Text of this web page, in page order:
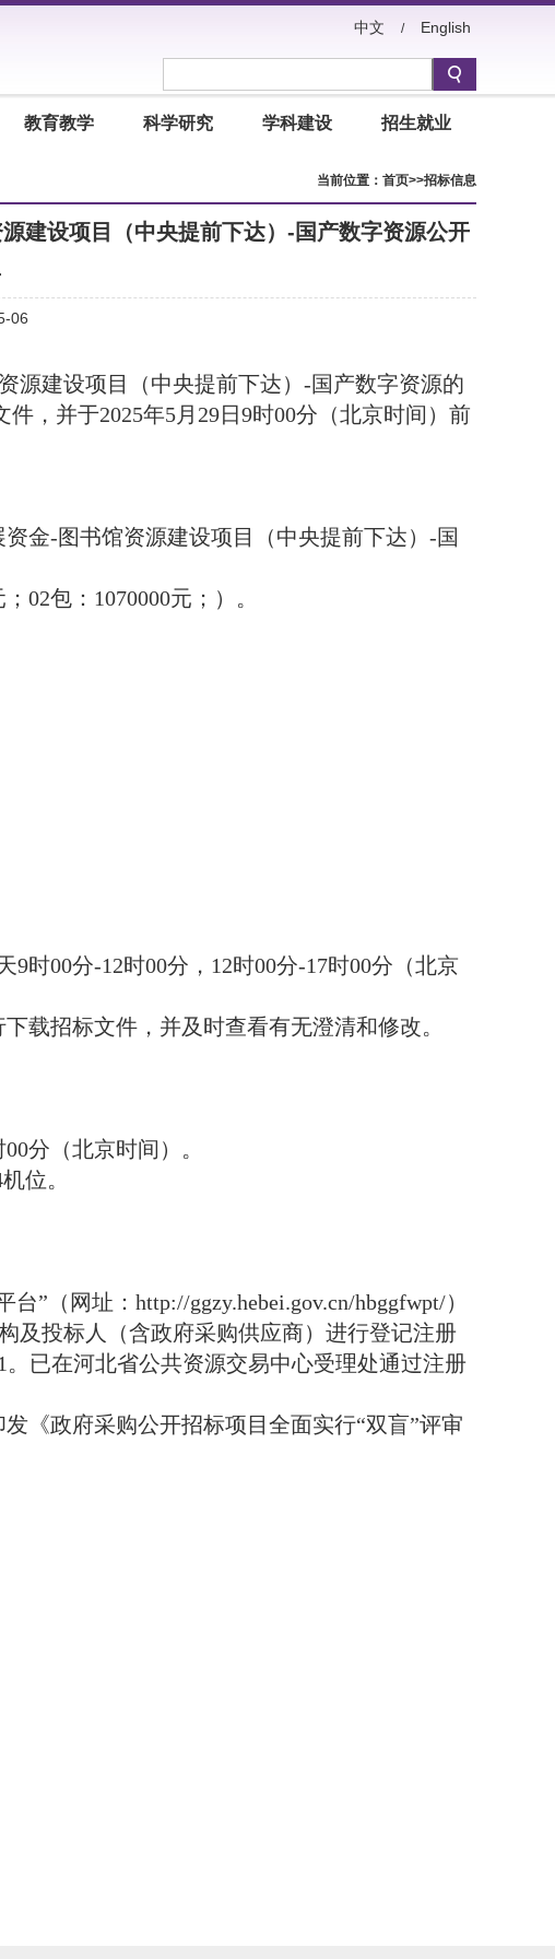
中文 / English
教育教学 科学研究 学科建设 招生就业
当前位置： 首页>>招标信息
建设项目（中央提前下达）-国产数字资源公开
06
源建设项目（中央提前下达）-国产数字资源的
件，并于2025年5月 29日 9时00分（北京时间）前
金-图书馆资源建设项目（中央提前下达）-国
02包：1070000元；）。
9时00分-12时00分，12时00分-17时00分（北京
载招标文件，并及时查看有无澄清和修改。
00分（北京时间）。
机位。
”（网址：http://ggzy.hebei.gov.cn/hbggfwpt/）
及投标人（含政府采购供应商）进行登记注册
。已在河北省公共资源交易中心受理处通过注册
《政府采购公开招标项目全面实行“双盲”评审